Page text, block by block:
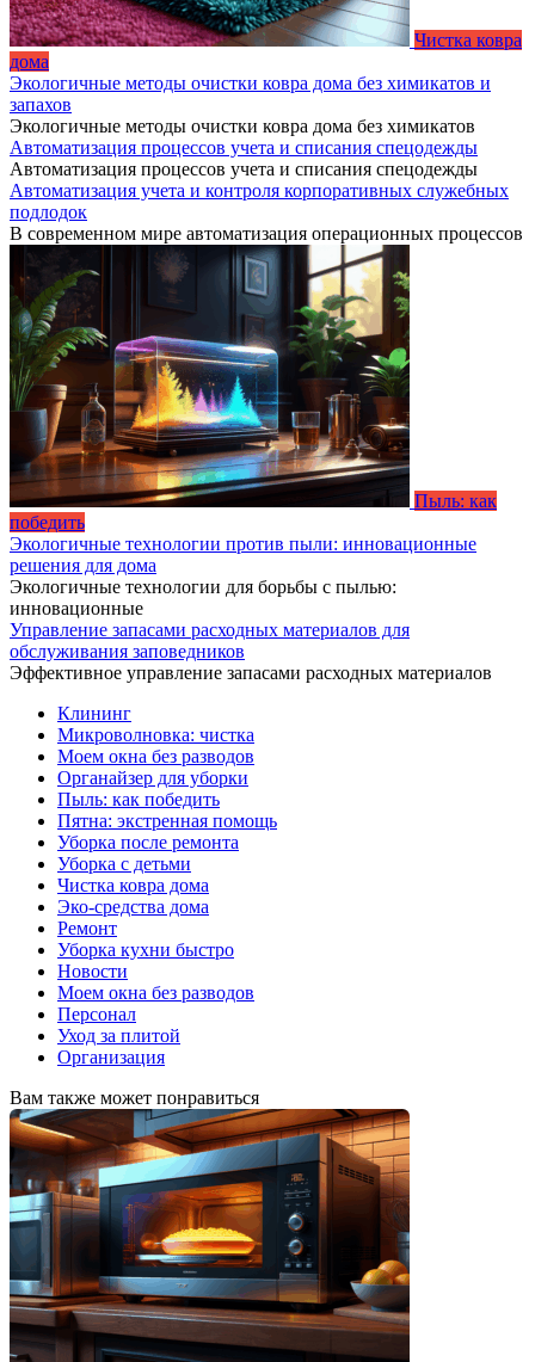
Чистка ковра
дома
Экологичные методы очистки ковра дома без химикатов и
запахов
Экологичные методы очистки ковра дома без химикатов
Автоматизация процессов учета и списания спецодежды
Автоматизация процессов учета и списания спецодежды
Автоматизация учета и контроля корпоративных служебных
подлодок
В современном мире автоматизация операционных процессов
Пыль: как
победить
Экологичные технологии против пыли: инновационные
решения для дома
Экологичные технологии для борьбы с пылью:
инновационные
Управление запасами расходных материалов для
обслуживания заповедников
Эффективное управление запасами расходных материалов
Клининг
Микроволновка: чистка
Моем окна без разводов
Органайзер для уборки
Пыль: как победить
Пятна: экстренная помощь
Уборка после ремонта
Уборка с детьми
Чистка ковра дома
Эко-средства дома
Ремонт
Уборка кухни быстро
Новости
Моем окна без разводов
Персонал
Уход за плитой
Организация
Вам также может понравиться